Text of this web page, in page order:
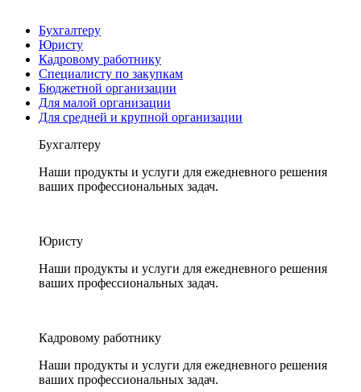
Бухгалтеру
Юристу
Кадровому работнику
Специалисту по закупкам
Бюджетной организации
Для малой организации
Для средней и крупной организации
Бухгалтеру
Наши продукты и услуги для ежедневного решения
ваших профессиональных задач.
Юристу
Наши продукты и услуги для ежедневного решения
ваших профессиональных задач.
Кадровому работнику
Наши продукты и услуги для ежедневного решения
ваших профессиональных задач.